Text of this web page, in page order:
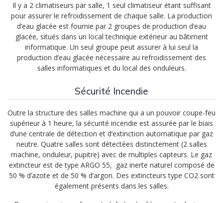
Il y a 2 climatiseurs par salle, 1 seul climatiseur étant suffisant
pour assurer le refroidissement de chaque salle. La production
d’eau glacée est fournie par 2 groupes de production d’eau
glacée, situés dans un local technique extérieur au bâtiment
informatique. Un seul groupe peut assurer à lui seul la
production d’eau glacée nécessaire au refroidissement des
salles informatiques et du local des onduleurs.
Sécurité Incendie
Outre la structure des salles machine qui a un pouvoir coupe-feu
supérieur à 1 heure, la sécurité incendie est assurée par le biais
d’une centrale de détection et d’extinction automatique par gaz
neutre. Quatre salles sont détectées distinctement (2 salles
machine, onduleur, pupitre) avec de multiples capteurs. Le gaz
extincteur est de type ARGO 55, gaz inerte naturel composé de
50 % d’azote et de 50 % d’argon. Des extincteurs type CO2 sont
également présents dans les salles.